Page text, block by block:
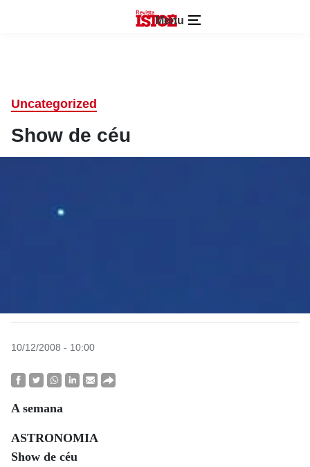
Menu
Uncategorized
Show de céu
10/12/2008 - 10:00
A semana
ASTRONOMIA
Show de céu